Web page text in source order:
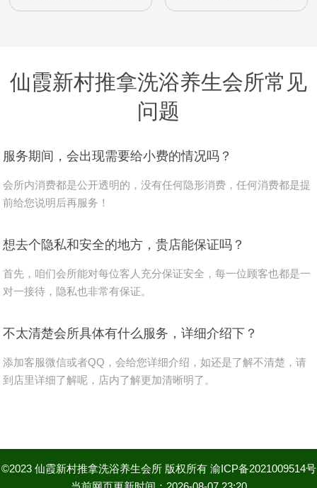
仙霞新村推拿洗浴养生会所常见
问题
服务期间，会出现需要给小费的情况吗？
会所内消费都是公开透明的，没有任何隐形消费，任何消费都是提
前给您说明后再服务！
想去个隐私和安全的地方，贵店能保证吗？
首先，咱们会所能对每位客人充分保证安全，每一位顾客也都是一
对一接待，隐私也非常有保证。
不太清楚会所具体有什么服务，详细介绍下？
添加客服微信或者QQ，会给您详细介绍，如还是了解不清楚，请
到店里详细了解呢，店内了解更加清晰明了。
©2023 仙霞新村推拿洗浴养生会所版权所有 渝ICP备2021009514号